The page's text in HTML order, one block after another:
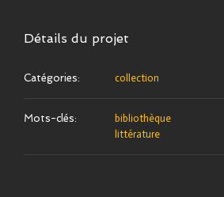
Détails du projet
Catégories: collection
Mots-clés:
bibliothèque
littérature